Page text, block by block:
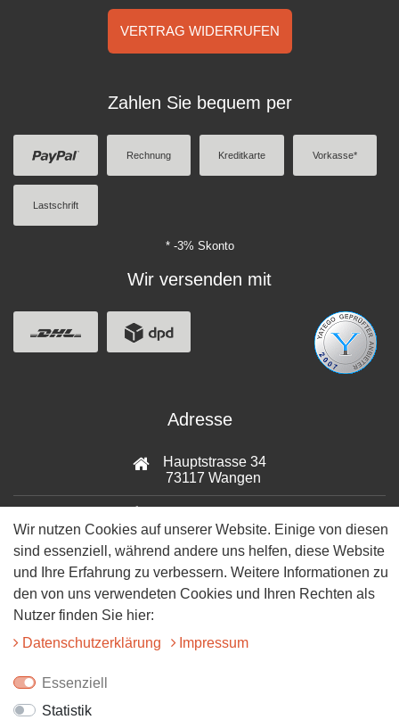
VERTRAG WIDERRUFEN
Zahlen Sie bequem per
Rechnung Kreditkarte Vorkasse*
Lastschrift
* -3% Skonto
Wir versenden mit
Adresse
Hauptstrasse 34
73117 Wangen
info@tiervitalshop.de
Folgt uns auf Facebook
Folgt uns auf Instagram
Wir nutzen Cookies auf unserer Website. Einige von diesen
sind essenziell, während andere uns helfen, diese Website
und Ihre Erfahrung zu verbessern. Weitere Informationen zu
den von uns verwendeten Cookies und Ihren Rechten als
Nutzer finden Sie hier:
Daten­schutz­erklärung
Impressum
Essenziell
Statistik